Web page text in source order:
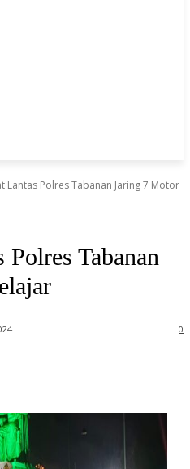
Lantas Polres Tabanan Jaring 7 Motor
Tabanan
0